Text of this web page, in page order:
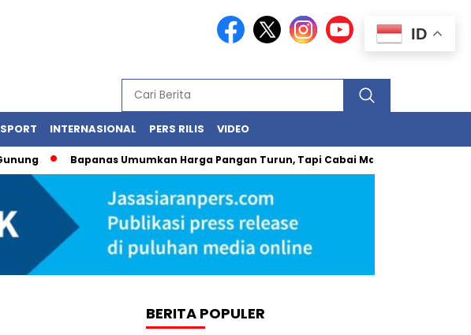
SPORT INTERNASIONAL PERS RILIS VIDEO
Bapanas Umumkan Harga Pangan Turun, Tapi Cabai Masih Buat Kantong Panas
BERITA POPULER
ID